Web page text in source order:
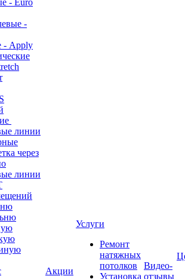
- Euro
-
- Apply
линии
через
линии
Акции
Услуги
Ремонт
натяжных
потолков
Установка
Видео-
отзывы